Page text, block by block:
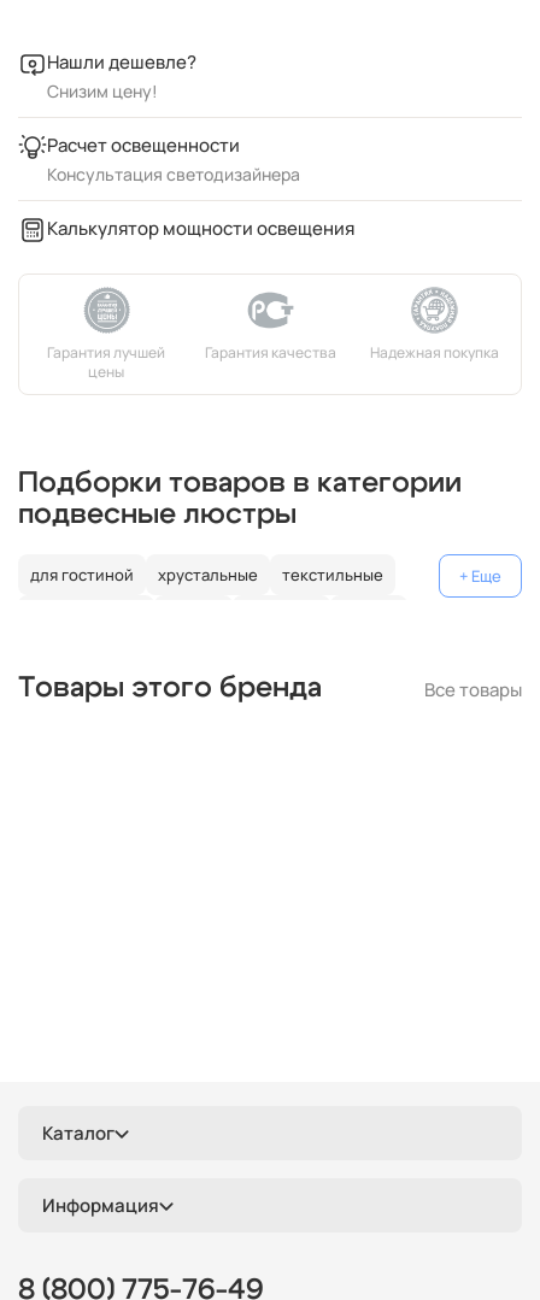
Нашли дешевле?
Снизим цену!
Расчет освещенности
Консультация светодизайнера
Калькулятор мощности освещения
Подборки товаров в категории
подвесные люстры
для гостиной хрустальные
текстильные
белые
лофт бронзовые современные
шары
Товары этого бренда Все товары
Каталог
Информация
8 (800) 775-76-49